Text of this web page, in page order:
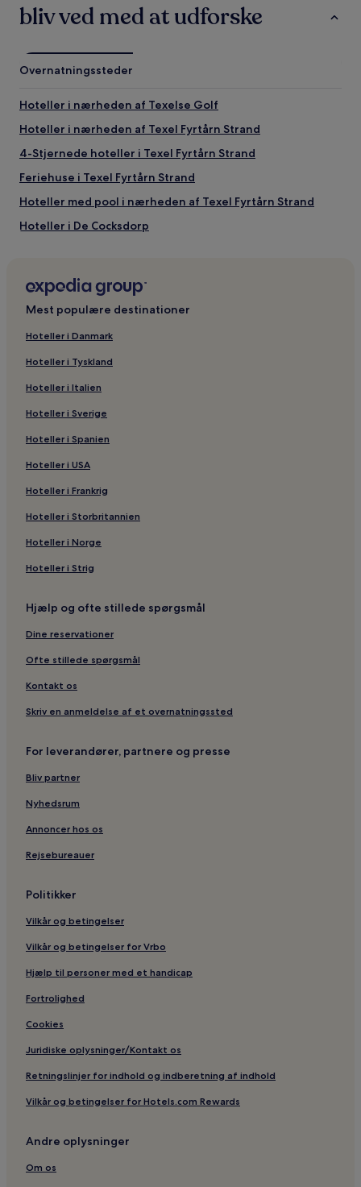
bliv ved med at udforske
Overnatningssteder
Hoteller i nærheden af Texelse Golf
Hoteller i nærheden af Texel Fyrtårn Strand
4-Stjernede hoteller i Texel Fyrtårn Strand
Feriehuse i Texel Fyrtårn Strand
Hoteller med pool i nærheden af Texel Fyrtårn Strand
Hoteller i De Cocksdorp
Familievenlige hoteller i nærheden af Texel Fyrtårn Strand
Villaer i Texel Fyrtårn Strand
Spahoteller i nærheden af Texel Fyrtårn Strand
2-Stjernede hoteller i Texel Fyrtårn Strand
Mest populære destinationer
Hoteller i Danmark
Hoteller i Tyskland
Hoteller i Italien
Hoteller i Sverige
Hoteller i Spanien
Hoteller i USA
Hoteller i Frankrig
Hoteller i Storbritannien
Hoteller i Norge
Hoteller i Strig
Hjælp og ofte stillede spørgsmål
Dine reservationer
Ofte stillede spørgsmål
Kontakt os
Skriv en anmeldelse af et overnatningssted
For leverandører, partnere og presse
Bliv partner
Nyhedsrum
Annoncer hos os
Rejsebureauer
Politikker
Vilkår og betingelser
Vilkår og betingelser for Vrbo
Hjælp til personer med et handicap
Fortrolighed
Cookies
Juridiske oplysninger/Kontakt os
Retningslinjer for indhold og indberetning af indhold
Vilkår og betingelser for Hotels.com Rewards
Andre oplysninger
Om os